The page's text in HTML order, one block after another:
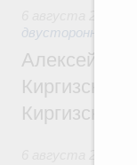
двусторонней
Алексей
Киргизской